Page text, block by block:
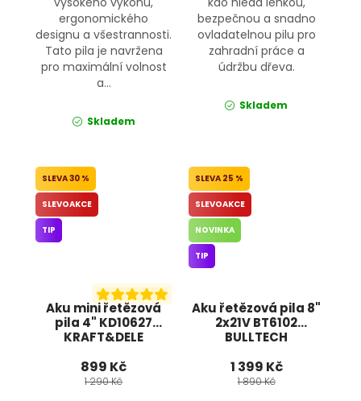
ergonomického
designu a všestrannosti.
Tato pila je navržena
pro maximální volnost
a...
Skladem
bezpečnou a snadno
ovladatelnou pilu pro
zahradní práce a
údržbu dřeva.
Skladem
Aku mini řetězová
pila 4" KD10627
KRAFT&DELE
30 %
SLEVOAKCE
TIP
899 Kč
1 290 Kč
Aku řetězová pila 8"
2x21V BT6102
BULLTECH
25 %
SLEVOAKCE
NOVINKA
TIP
1 399 Kč
1 890 Kč